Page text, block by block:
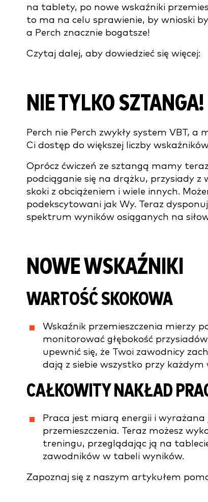
na tablety, po nowe wskaźniki
to ma na celu sprawienie, by wnioski
a Perch znacznie bogatsze!
Czytaj dalej, aby dowiedzieć się więcej:
NIE TYLKO SZTANGA!
Perch nie Perch zwykły system VBT,
Ci dostęp do większej liczby
Oprócz ćwiczeń ze sztangą mamy
podciąganie się na drążku, przysiady
skoki z obciążeniem i wiele innych.
podekscytowani jak Wy. Teraz
spektrum wyników osiąganych na
NOWE WSKAŹNIKI
WARTOŚĆ SKOKOWA
Wskaźnik przemieszczenia mierzy
monitorować głębokość
upewnić się, że Twoi zawodnicy
dają z siebie wszystko przy każdym
CAŁKOWITY NAKŁAD
Praca jest miarą energii i
przemieszczenia. Teraz możesz
treningu, przeglądając ją na
zawodników w tabeli wyników.
Zapoznaj się z naszym artykułem